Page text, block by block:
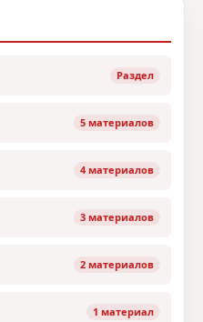
Раздел
5 материалов
4 материалов
3 материалов
2 материалов
1 материал